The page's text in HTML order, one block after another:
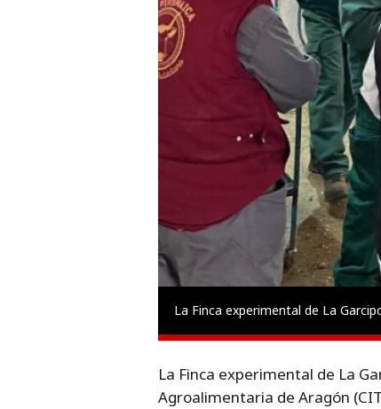
La Finca experimental de La
La Finca experimental de La
Agroalimentaria de Aragón